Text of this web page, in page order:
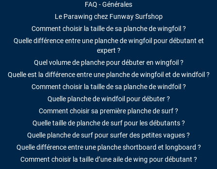
FAQ - Générales
Le Parawing chez Funway Surfshop
Comment choisir la taille de sa planche de wingfoil ?
Quelle différence entre une planche de wingfoil pour débutant et
expert ?
Quel volume de planche pour débuter en wingfoil ?
Quelle est la différence entre une planche de wingfoil et de windfoil ?
Comment choisir la taille de sa planche de windfoil ?
Quelle planche de windfoil pour débuter ?
Comment choisir sa première planche de surf ?
Quelle taille de planche de surf pour les débutants ?
Quelle planche de surf pour surfer des petites vagues ?
Quelle différence entre une planche shortboard et longboard ?
Comment choisir la taille d’une aile de wing pour débutant ?